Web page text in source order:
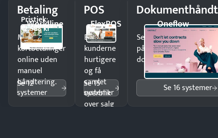
Betaling
Worldline
Pristjek:
12.588 kr
Modtag
kortbetalinger
online uden
manuel
håndtering.
Se 12
systemer
POS
FlexPOS
Ekspedér
kunderne
hurtigere
og få
samlet
overblik
over salg
Se 15
systemer
Oneflow
Send kontrakter til
på minutter og mist
dokumenter.
Se 16 systemer